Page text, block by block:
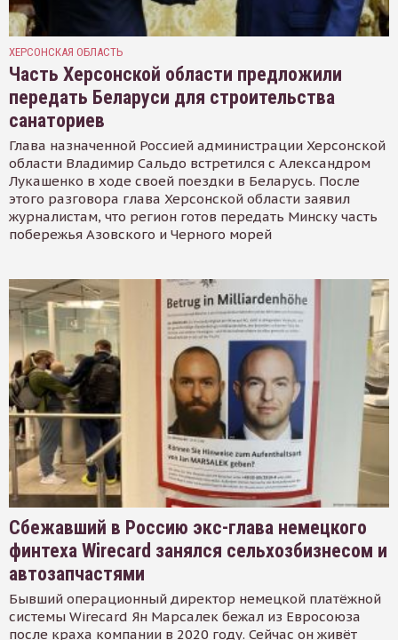
ХЕРСОНСКАЯ ОБЛАСТЬ
Часть Херсонской области предложили
передать Беларуси для строительства
санаториев
Глава назначенной Россией администрации Херсонской
области Владимир Сальдо встретился с Александром
Лукашенко в ходе своей поездки в Беларусь. После
этого разговора глава Херсонской области заявил
журналистам, что регион готов передать Минску часть
побережья Азовского и Черного морей
Сбежавший в Россию экс-глава немецкого
финтеха Wirecard занялся сельхозбизнесом и
автозапчастями
Бывший операционный директор немецкой платёжной
системы Wirecard Ян Марсалек бежал из Евросоюза
после краха компании в 2020 году. Сейчас он живёт